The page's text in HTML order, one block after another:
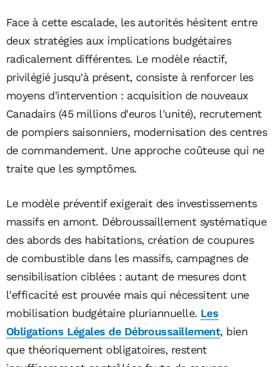
Face à cette escalade, les autorités hésitent entre
deux stratégies aux implications budgétaires
radicalement différentes. Le modèle réactif,
privilégié jusqu'à présent, consiste à renforcer les
moyens d'intervention : acquisition de nouveaux
Canadairs (45 millions d'euros l'unité), recrutement
de pompiers saisonniers, modernisation des centres
de commandement. Une approche coûteuse qui ne
traite que les symptômes.
Le modèle préventif exigerait des investissements
massifs en amont. Débroussaillement systématique
des abords des habitations, création de coupures
de combustible dans les massifs, campagnes de
sensibilisation ciblées : autant de mesures dont
l'efficacité est prouvée mais qui nécessitent une
mobilisation budgétaire pluriannuelle. Les
Obligations Légales de Débroussaillement, bien
que théoriquement obligatoires, restent